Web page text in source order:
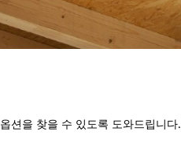
션을 찾을 수 있도록 도와드립니다.